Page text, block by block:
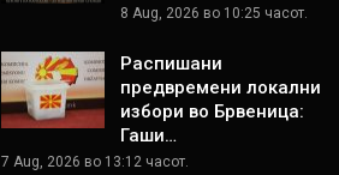
8 Aug, 2026 во 10:25 часот.
Распишани
предвремени локални
избори во Брвеница:
Гаши…
7 Aug, 2026 во 13:12 часот.